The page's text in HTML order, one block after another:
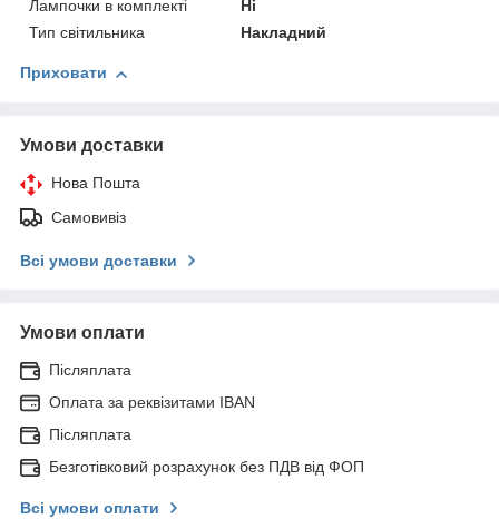
Лампочки в комплекті
Ні
Тип світильника
Накладний
Приховати
Умови доставки
Нова Пошта
Самовивіз
Всі умови доставки
Умови оплати
Післяплата
Оплата за реквізитами IBAN
Післяплата
Безготівковий розрахунок без ПДВ від ФОП
Всі умови оплати